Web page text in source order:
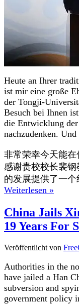
Heute an Ihrer
ist mir eine große
der Tongji-
Besuch bei Ihnen
die Entwicklung der
nachzudenken.
非常荣幸今天能
感谢贵校校长裴
的发展提供了一个
Weiterlesen »
China Jails
19 Years For
Veröffentlicht von
Authorities in the
have jailed a Han
subversion and
government policy